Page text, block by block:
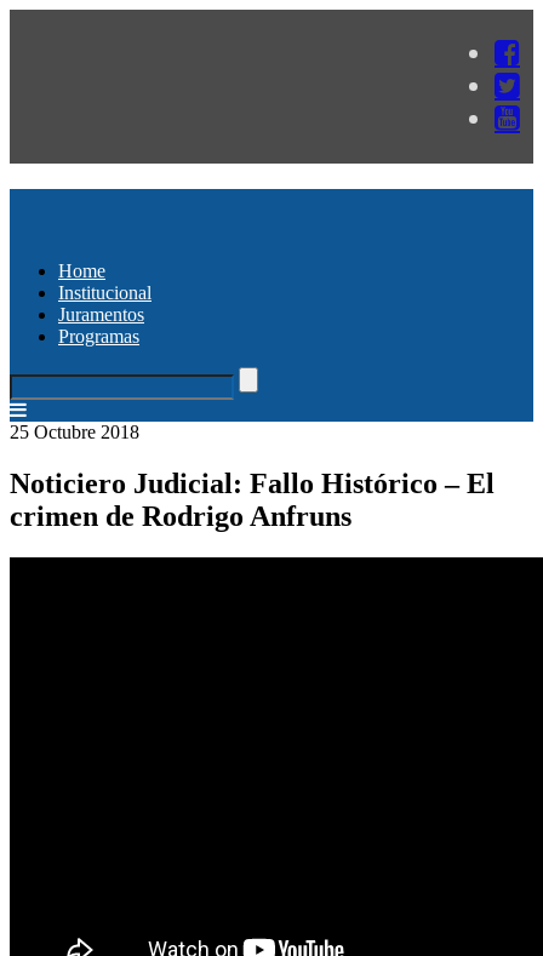
Home
Institucional
Juramentos
Programas
25 Octubre 2018
Noticiero Judicial: Fallo Histórico – El
crimen de Rodrigo Anfruns